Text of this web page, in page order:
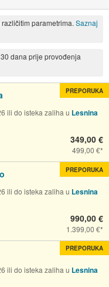
parametrima. Saznaj
dana prije provođenja
ili do isteka zaliha u Lesnina
349,00 €
499,00 €
PREPORUKA
ili do isteka zaliha u Lesnina
990,00 €
1.399,00 €
PREPORUKA
ili do isteka zaliha u Lesnina
PREPORUKA